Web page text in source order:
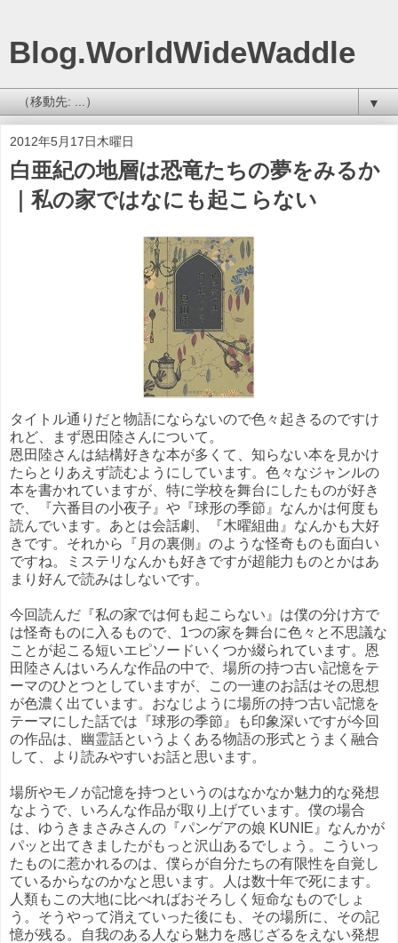
Blog.WorldWideWaddle
▼
2012年5月17日木曜日
白亜紀の地層は恐竜たちの夢をみるか
｜私の家ではなにも起こらない
タイトル通りだと物語にならないので色々起きるのですけ
れど、まず恩田陸さんについて。
恩田陸さんは結構好きな本が多くて、知らない本を見かけ
たらとりあえず読むようにしています。色々なジャンルの
本を書かれていますが、特に学校を舞台にしたものが好き
で、『六番目の小夜子』や『球形の季節』なんかは何度も
読んでいます。あとは会話劇、『木曜組曲』なんかも大好
きです。それから『月の裏側』のような怪奇ものも面白い
ですね。ミステリなんかも好きですが超能力ものとかはあ
まり好んで読みはしないです。
今回読んだ『私の家では何も起こらない』は僕の分け方で
は怪奇ものに入るもので、1つの家を舞台に色々と不思議な
ことが起こる短いエピソードいくつか綴られています。恩
田陸さんはいろんな作品の中で、場所の持つ古い記憶をテ
ーマのひとつとしていますが、この一連のお話はその思想
が色濃く出ています。おなじように場所の持つ古い記憶を
テーマにした話では『球形の季節』も印象深いですが今回
の作品は、幽霊話というよくある物語の形式とうまく融合
して、より読みやすいお話と思います。
場所やモノが記憶を持つというのはなかなか魅力的な発想
なようで、いろんな作品が取り上げています。僕の場合
は、ゆうきまさみさんの『パンゲアの娘 KUNIE』なんかが
パッと出てきましたがもっと沢山あるでしょう。こういっ
たものに惹かれるのは、僕らが自分たちの有限性を自覚し
ているからなのかなと思います。人は数十年で死にます。
人類もこの大地に比べればおそろしく短命なものでしょ
う。そうやって消えていった後にも、その場所に、その記
憶が残る。自我のある人なら魅力を感じざるをえない発想